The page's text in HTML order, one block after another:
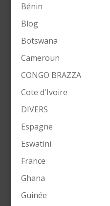
Bénin
Blog
Botswana
Cameroun
CONGO BRAZZA
Cote d'Ivoire
DIVERS
Espagne
Eswatini
France
Ghana
Guinée